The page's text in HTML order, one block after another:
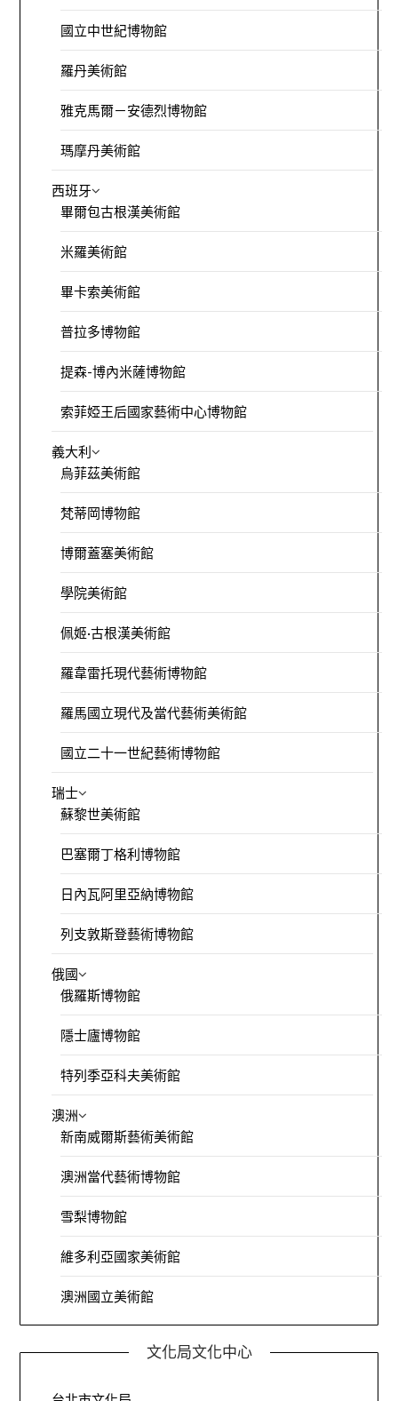
國立中世紀博物館
羅丹美術館
雅克馬爾－安德烈博物館
瑪摩丹美術館
西班牙
畢爾包古根漢美術館
米羅美術館
畢卡索美術館
普拉多博物館
提森-博內米薩博物館
索菲婭王后國家藝術中心博物館
義大利
烏菲茲美術館
梵蒂岡博物館
博爾蓋塞美術館
學院美術館
佩姬·古根漢美術館
羅韋雷托現代藝術博物館
羅馬國立現代及當代藝術美術館
國立二十一世紀藝術博物館
瑞士
蘇黎世美術館
巴塞爾丁格利博物館
日內瓦阿里亞納博物館
列支敦斯登藝術博物館
俄國
俄羅斯博物館
隱士廬博物館
特列季亞科夫美術館
澳洲
新南威爾斯藝術美術館
澳洲當代藝術博物館
雪梨博物館
維多利亞國家美術館
澳洲國立美術館
文化局文化中心